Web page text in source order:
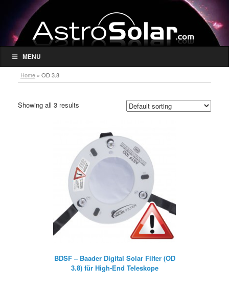
MENU
Home » OD 3.8
Showing all 3 results
BDSF – Baader Digital Solar Filter (OD
3.8) für High-End Teleskope